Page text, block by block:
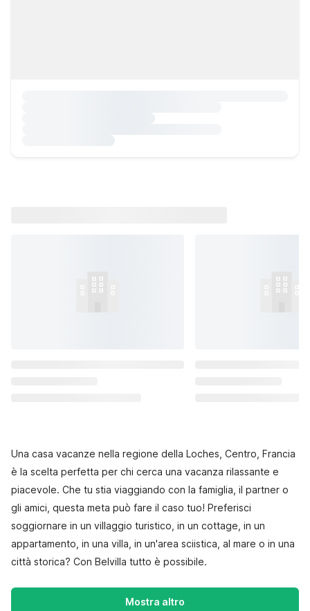
Una casa vacanze nella regione della Loches, Centro, Francia
è la scelta perfetta per chi cerca una vacanza rilassante e
piacevole. Che tu stia viaggiando con la famiglia, il partner o
gli amici, questa meta può fare il caso tuo! Preferisci
soggiornare in un villaggio turistico, in un cottage, in un
appartamento, in una villa, in un'area sciistica, al mare o in una
città storica? Con Belvilla tutto è possibile.
Mostra altro